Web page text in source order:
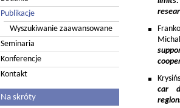
Publikacje
Wyszukiwanie zaawansowane
Seminaria
Konferencje
Kontakt
Na skróty
car